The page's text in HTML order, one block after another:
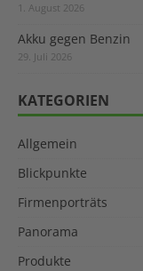
1. August 2026
Akku gegen Benzin
29. Juli 2026
KATEGORIEN
Allgemein
Blickpunkte
Firmenporträts
Panorama
Produkte